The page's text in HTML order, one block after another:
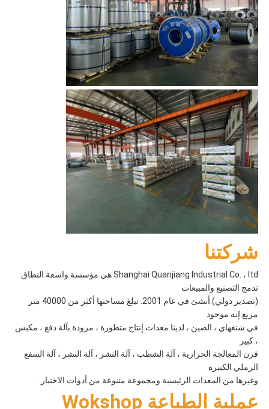
شركتنا
Shanghai Quanjiang Industrial Co. ، ltd هي مؤسسة واسعة النطاق
تدمج التصنيع والمبيعات
(تصدير دولي).أنشئ في عام 2001. تبلغ مساحتها أكثر من 40000 متر
مربع.إنه موجود
في شنغهاي ، الصين ، لدينا معدات إنتاج متطورة ، مزودة بآلة دفع ، مكبس
، كبير
فرن المعالجة الحرارية ، آلة الشطب ، آلة النشر ، آلة النشر ، آلة السفع
الرملي الكبيرة
وغيرها من المعدات الرئيسية ومجموعة متنوعة من أدوات الاختبار.
عملية الطباعة Wokshop